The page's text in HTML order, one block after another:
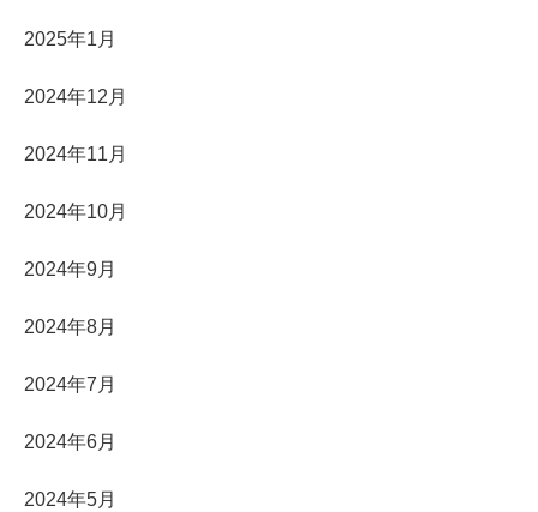
2025年1月
2024年12月
2024年11月
2024年10月
2024年9月
2024年8月
2024年7月
2024年6月
2024年5月